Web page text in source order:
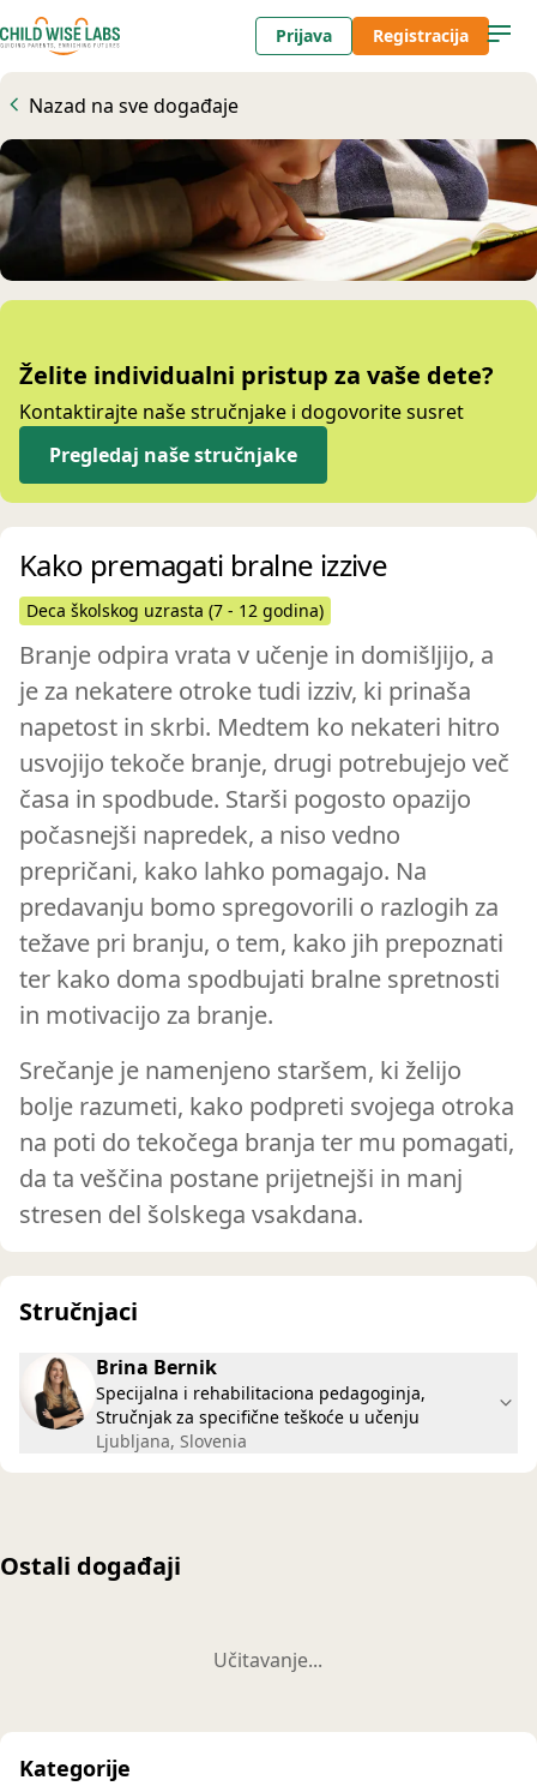
Prijava Registracija
Nazad na sve događaje
Želite individualni pristup za vaše dete?
Kontaktirajte naše stručnjake i dogovorite susret
Pregledaj naše stručnjake
Kako premagati bralne izzive
Deca školskog uzrasta (7 - 12 godina)
Branje odpira vrata v učenje in domišljijo, a
je za nekatere otroke tudi izziv, ki prinaša
napetost in skrbi. Medtem ko nekateri hitro
usvojijo tekoče branje, drugi potrebujejo več
časa in spodbude. Starši pogosto opazijo
počasnejši napredek, a niso vedno
prepričani, kako lahko pomagajo. Na
predavanju bomo spregovorili o razlogih za
težave pri branju, o tem, kako jih prepoznati
ter kako doma spodbujati bralne spretnosti
in motivacijo za branje.
Srečanje je namenjeno staršem, ki želijo
bolje razumeti, kako podpreti svojega otroka
na poti do tekočega branja ter mu pomagati,
da ta veščina postane prijetnejši in manj
stresen del šolskega vsakdana.
Stručnjaci
Brina Bernik
Specijalna i rehabilitaciona pedagoginja,
Stručnjak za specifične teškoće u učenju
Ljubljana, Slovenia
Ostali događaji
Učitavanje...
Kategorije